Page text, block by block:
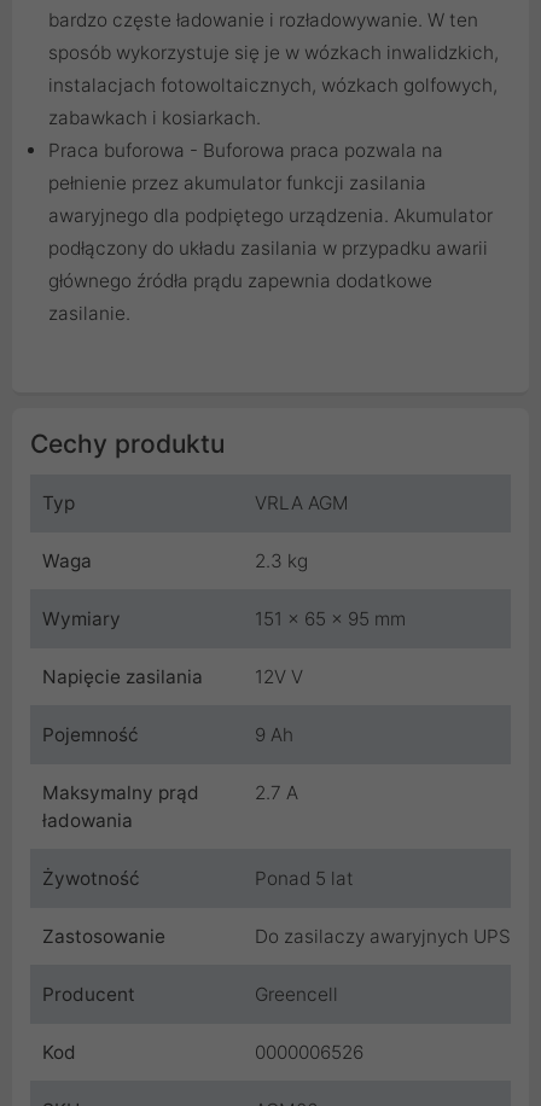
bardzo częste ładowanie i rozładowywanie. W ten
sposób wykorzystuje się je w wózkach inwalidzkich,
instalacjach fotowoltaicznych, wózkach golfowych,
zabawkach i kosiarkach.
Praca buforowa - Buforowa praca pozwala na
pełnienie przez akumulator funkcji zasilania
awaryjnego dla podpiętego urządzenia. Akumulator
podłączony do układu zasilania w przypadku awarii
głównego źródła prądu zapewnia dodatkowe
zasilanie.
Cechy produktu
Typ VRLA AGM
Waga 2.3 kg
Wymiary 151 x 65 x 95 mm
Napięcie zasilania 12V V
Pojemność 9 Ah
Maksymalny prąd
ładowania
2.7 A
Żywotność Ponad 5 lat
Zastosowanie Do zasilaczy awaryjnych UPS
Producent Greencell
Kod 0000006526